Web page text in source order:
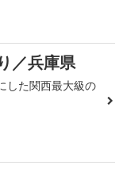
／兵庫県
した関西最大級の